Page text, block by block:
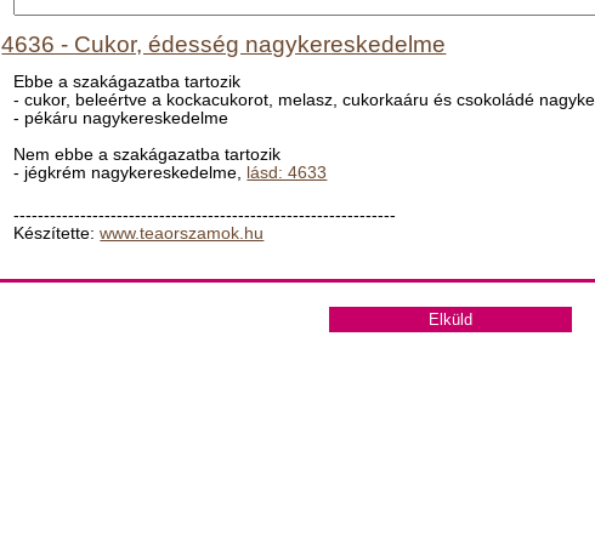
4636 - Cukor, édesség nagykereskedelme
Ebbe a szakágazatba tartozik
- cukor, beleértve a kockacukorot, melasz, cukorkaáru és csokoládé
- pékáru nagykereskedelme
Nem ebbe a szakágazatba tartozik
- jégkrém nagykereskedelme, lásd: 4633
---------------------------------------------------------------
Készítette:www.teaorszamok.hu